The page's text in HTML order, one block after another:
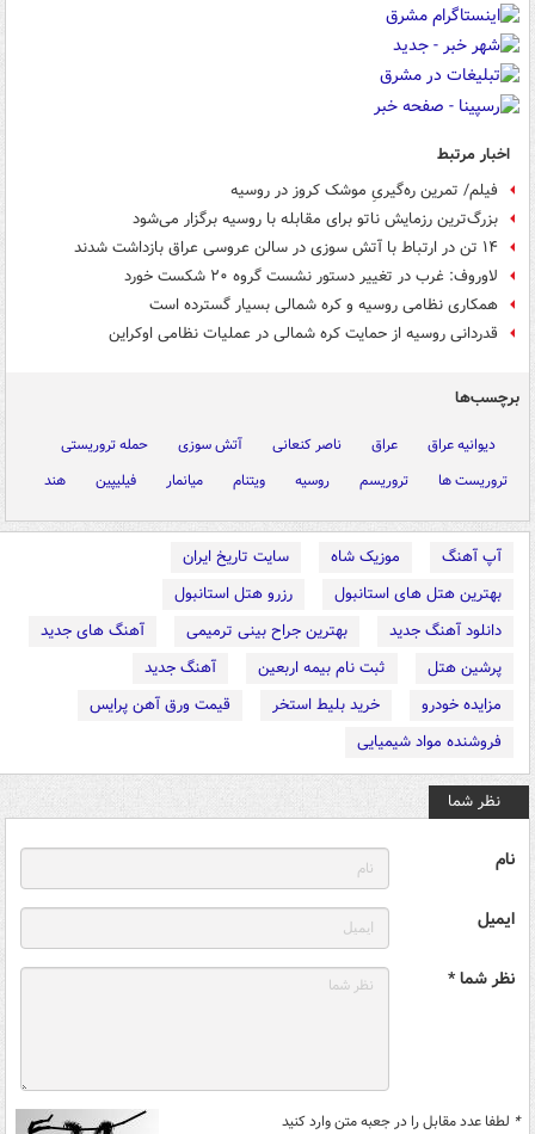
اخبار مرتبط
فیلم/ تمرین ره‌گیریِ موشک کروز در روسیه
بزرگ‌ترین رزمایش ناتو برای مقابله با روسیه برگزار می‌شود
۱۴ تن در ارتباط با آتش سوزی در سالن عروسی عراق بازداشت شدند
لاوروف: غرب در تغییر دستور نشست گروه ۲۰ شکست خورد
همکاری نظامی روسیه و کره شمالی بسیار گسترده است
قدردانی روسیه از حمایت کره شمالی در عملیات نظامی اوکراین
برچسب‌ها
دیوانیه عراق عراق ناصر کنعانی آتش سوزی
حمله تروریستی
تروریست ها
تروریسم روسیه ویتنام میانمار فیلیپین هند
آپ آهنگ موزیک شاه
سایت تاریخ ایران
بهترین هتل های استانبول
رزرو هتل استانبول
دانلود آهنگ جدید
بهترین جراح بینی ترمیمی
آهنگ های جدید
پرشین هتل
ثبت نام بیمه اربعین
آهنگ جدید
مزایده خودرو
خرید بلیط استخر
قیمت ورق آهن پرایس
فروشنده مواد شیمیایی
نظر شما
نام
ایمیل
نظر شما *
* لطفا عدد مقابل را در جعبه متن وارد کنید